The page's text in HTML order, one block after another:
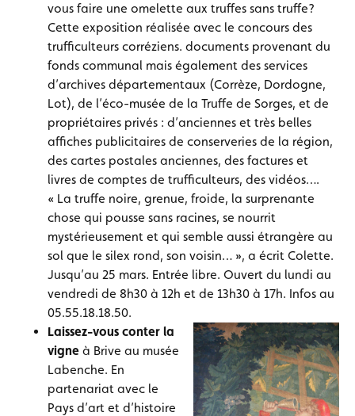
vous faire une omelette aux truffes sans truffe?
Cette exposition réalisée avec le concours des
trufficulteurs corréziens. documents provenant du
fonds communal mais également des services
d’archives départementaux (Corrèze, Dordogne,
Lot), de l’éco-musée de la Truffe de Sorges, et de
propriétaires privés : d’anciennes et très belles
affiches publicitaires de conserveries de la région,
des cartes postales anciennes, des factures et
livres de comptes de trufficulteurs, des vidéos….
« La truffe noire, grenue, froide, la surprenante
chose qui pousse sans racines, se nourrit
mystérieusement et qui semble aussi étrangère au
sol que le silex rond, son voisin… », a écrit Colette.
Jusqu’au 25 mars. Entrée libre. Ouvert du lundi au
vendredi de 8h30 à 12h et de 13h30 à 17h. Infos au
05.55.18.18.50.
Laissez-vous conter la
vigne à Brive au musée
Labenche. En
partenariat avec le
Pays d’art et d’histoire